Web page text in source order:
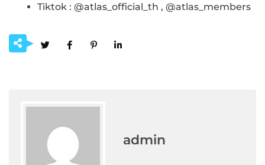
Tiktok : @atlas_official_th , @atlas_members
admin